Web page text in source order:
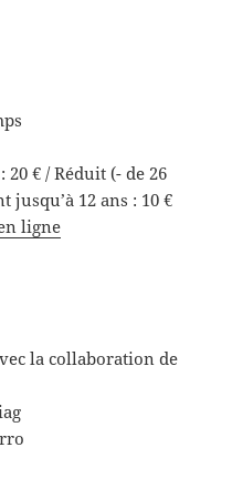
20 € / Réduit (- de 26
jusqu’à 12 ans : 10 €
ligne
la collaboration de